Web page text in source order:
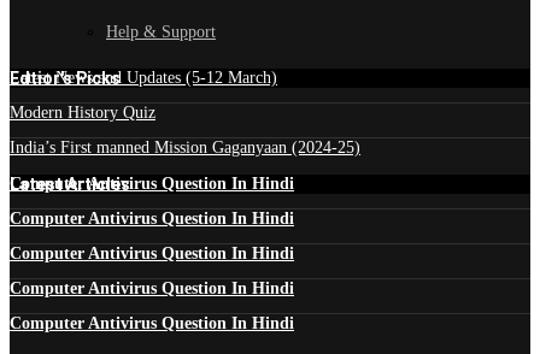
Help & Support
Edtior's Picks
Latest News and Updates (5-12 March)
Modern History Quiz
India’s First manned Mission Gaganyaan (2024-25)
Latest Articles
Computer Antivirus Question In Hindi
Computer Antivirus Question In Hindi
Computer Antivirus Question In Hindi
Computer Antivirus Question In Hindi
Computer Antivirus Question In Hindi